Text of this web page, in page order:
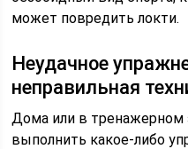
может повредить локти.
Неудачное
неправильная
Дома или в тренажерном
выполнить какое-либо